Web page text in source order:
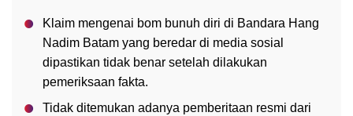
Klaim mengenai bom bunuh diri di Bandara Hang
Nadim Batam yang beredar di media sosial
dipastikan tidak benar setelah dilakukan
pemeriksaan fakta.
Tidak ditemukan adanya pemberitaan resmi dari